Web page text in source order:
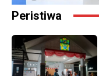
Peristiwa